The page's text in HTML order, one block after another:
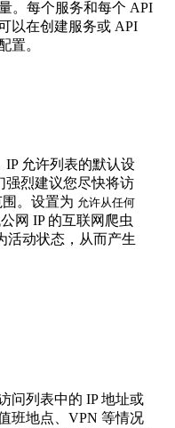
。每个服务和每个 API
以在创建服务或 API
置。
IP 允许列表的默认设
强烈建议您尽快将访
。设置为 允许从任何
网 IP 的互联网爬虫
活动状态，从而产生
问列表中的 IP 地址或
班地点、VPN 等情况